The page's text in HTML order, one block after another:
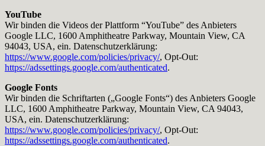
YouTube
Wir binden die Videos der Plattform “YouTube” des Anbieters
Google LLC, 1600 Amphitheatre Parkway, Mountain View, CA
94043, USA, ein. Datenschutzerklärung:
https://www.google.com/policies/privacy/, Opt-Out:
https://adssettings.google.com/authenticated.
Google Fonts
Wir binden die Schriftarten („Google Fonts“) des Anbieters Google
LLC, 1600 Amphitheatre Parkway, Mountain View, CA 94043,
USA, ein. Datenschutzerklärung:
https://www.google.com/policies/privacy/, Opt-Out:
https://adssettings.google.com/authenticated.